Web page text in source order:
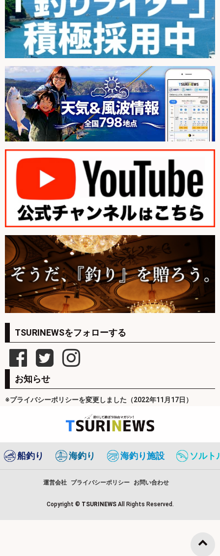
TSURINEWSをフォローする
お知らせ
※プライバシーポリシーを変更しました（2022年11月17日）
船釣り 海釣り 海釣り施設 ソルト
運営会社 プライバシーポリシー お問い合わせ
Copyright © TSURINEWS All Rights Reserved.